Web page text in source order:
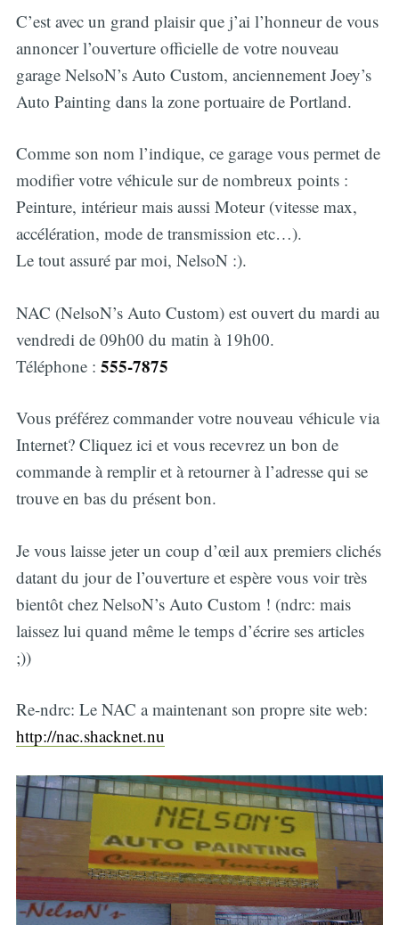
C’est avec un grand plaisir que j’ai l’honneur de vous
annoncer l’ouverture officielle de votre nouveau
garage NelsoN’s Auto Custom, anciennement Joey’s
Auto Painting dans la zone portuaire de Portland.
Comme son nom l’indique, ce garage vous permet de
modifier votre véhicule sur de nombreux points :
Peinture, intérieur mais aussi Moteur (vitesse max,
accélération, mode de transmission etc…).
Le tout assuré par moi, NelsoN :).
NAC (NelsoN’s Auto Custom) est ouvert du mardi au
vendredi de 09h00 du matin à 19h00.
Téléphone : 555-7875
Vous préférez commander votre nouveau véhicule via
Internet? Cliquez ici et vous recevrez un bon de
commande à remplir et à retourner à l’adresse qui se
trouve en bas du présent bon.
Je vous laisse jeter un coup d’œil aux premiers clichés
datant du jour de l’ouverture et espère vous voir très
bientôt chez NelsoN’s Auto Custom ! (ndrc: mais
laissez lui quand même le temps d’écrire ses articles
;))
Re-ndrc: Le NAC a maintenant son propre site web:
http://nac.shacknet.nu